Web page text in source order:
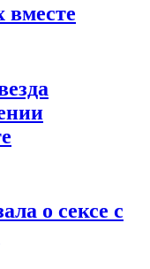
вместе
о сексе с